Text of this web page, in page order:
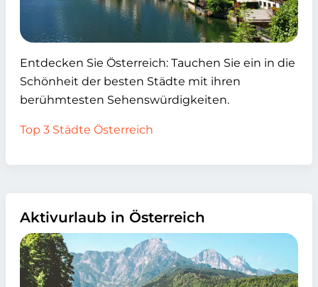
Entdecken Sie Österreich: Tauchen Sie ein in die
Schönheit der besten Städte mit ihren
berühmtesten Sehenswürdigkeiten.
Top 3 Städte Österreich
Aktivurlaub in Österreich